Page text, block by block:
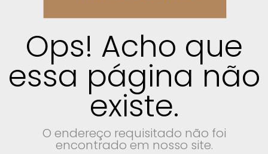
Ops! Acho que
essa página não
existe.
O endereço requisitado não foi
encontrado em nosso site.